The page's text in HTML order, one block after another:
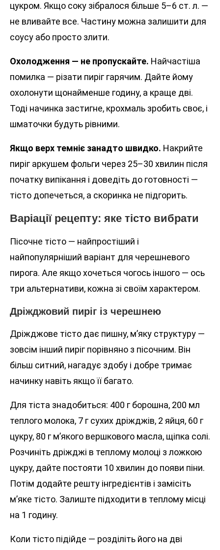
цукром. Якщо соку зібралося більше 5–6 ст. л. —
не вливайте все. Частину можна залишити для
соусу або просто злити.
Охолодження — не пропускайте. Найчастіша
помилка — різати пиріг гарячим. Дайте йому
охолонути щонайменше годину, а краще дві.
Тоді начинка застигне, крохмаль зробить своє, і
шматочки будуть рівними.
Якщо верх темніє занадто швидко. Накрийте
пиріг аркушем фольги через 25–30 хвилин після
початку випікання і доведіть до готовності —
тісто допечеться, а скоринка не підгорить.
Варіації рецепту: яке тісто вибрати
Пісочне тісто — найпростіший і
найпопулярніший варіант для черешневого
пирога. Але якщо хочеться чогось іншого — ось
три альтернативи, кожна зі своїм характером.
Дріжджовий пиріг із черешнею
Дріжджове тісто дає пишну, м’яку структуру —
зовсім інший пиріг порівняно з пісочним. Він
більш ситний, нагадує здобу і добре тримає
начинку навіть якщо її багато.
Для тіста знадобиться: 400 г борошна, 200 мл
теплого молока, 7 г сухих дріжджів, 2 яйця, 60 г
цукру, 80 г м’якого вершкового масла, щіпка солі.
Розчиніть дріжджі в теплому молоці з ложкою
цукру, дайте постояти 10 хвилин до появи піни.
Потім додайте решту інгредієнтів і замісіть
м’яке тісто. Залиште підходити в теплому місці
на 1 годину.
Коли тісто підійде — розділіть його на дві